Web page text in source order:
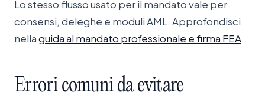
Lo stesso flusso usato per il mandato vale per
consensi, deleghe e moduli AML. Approfondisci
nellaguida al mandato professionale e firma FEA.
Errori comunidaevitare